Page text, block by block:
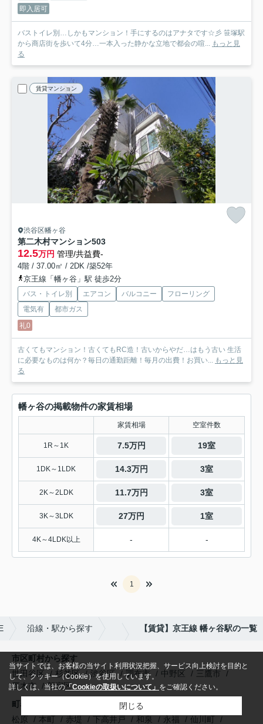
即入居可
バストイレ別…しかもマンション！手にするのはアナタです☆彡 笹塚駅
から商店街を歩いて4分…一本入った静かな立地で都会の喧...
もっと見
る
賃貸マンション
渋谷区幡ヶ谷
第二木村マンション503
12.5万円 管理/共益費-
4階 / 37.00㎡ / 2DK /築52年
京王線「幡ヶ谷」駅 徒歩2分
バス・トイレ別 エアコン バルコニー
フローリング
電気有
都市ガス
礼0
古くてもマンション！古くてもRC造！古いからやだ…はもう古い 生活
に必要なものは何か？毎日の通勤距離！毎月の出費！お買い... もっと見
る
幡ヶ谷の掲載物件の家賃相場
家賃相場 空室件数
1R～1K 7.5万円 19室
1DK～1LDK 14.3万円 3室
2K～2LDK 11.7万円 3室
3K～3LDK 27万円 1室
4K～4LDK以上 - -
1
沿線・駅から探す 【賃貸】京王線 幡ヶ谷駅の一覧
市区町村から探す
世田谷区
杉並区 渋谷区 調布市 中野区
三鷹市
厚木市
新宿区
町名から探す
松原
本町 赤堤 下高井戸 和泉 永福 仙川町
当サイトでは、お客様の当サイト利用状況把握、サービス向上検討を目的と
して、クッキー（Cookie）を使用しています。
詳しくは、当社の「Cookieの取扱いについて」 をご確認ください。
閉じる